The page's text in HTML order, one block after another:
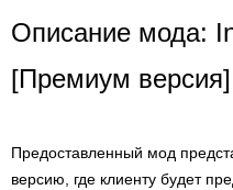
Описание мода:
[Премиум версия]
Предоставленный мод
версию, где клиенту будет